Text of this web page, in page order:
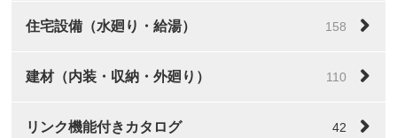
住宅設備（水廻り・給湯） 158
建材（内装・収納・外廻り） 110
リンク機能付きカタログ 42